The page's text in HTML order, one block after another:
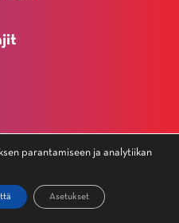
| Tietosuojaseloste
parantamiseen ja analytiikan
Asetukset